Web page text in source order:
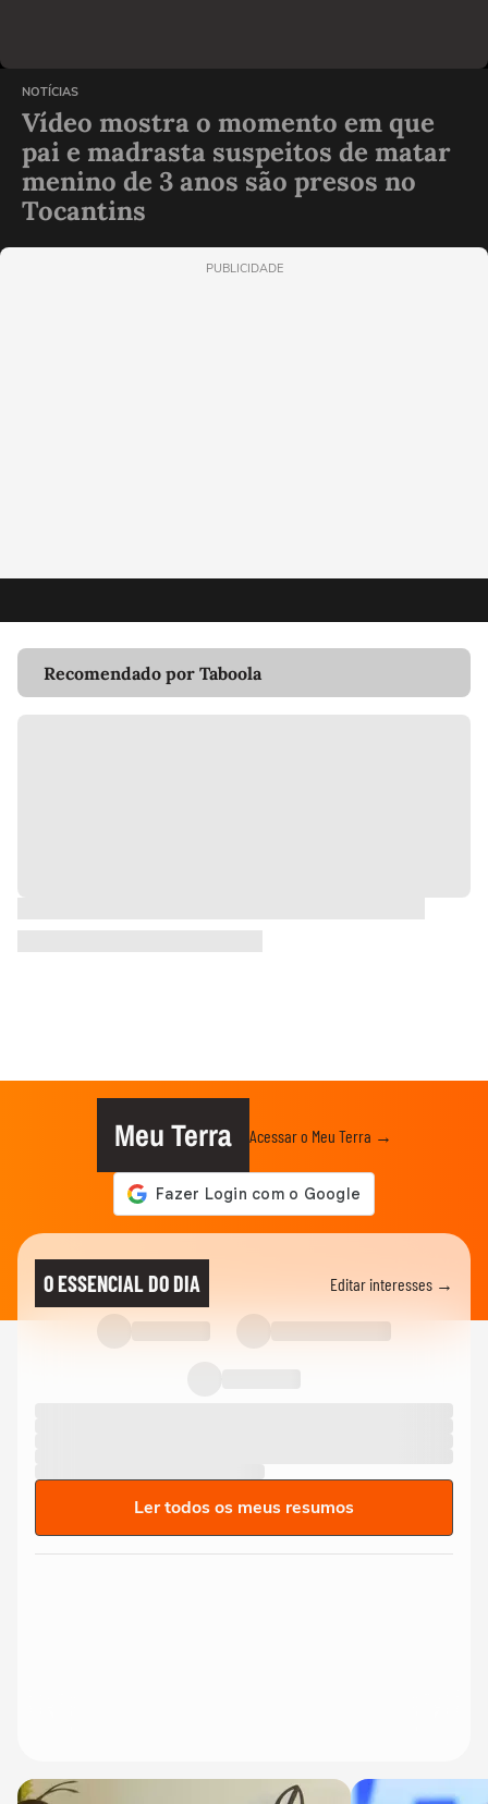
NOTÍCIAS
Vídeo mostra o momento em que
pai e madrasta suspeitos de matar
menino de 3 anos são presos no
Tocantins
PUBLICIDADE
Recomendado por Taboola
Meu Terra Acessar o Meu Terra →
O ESSENCIAL DO DIA Editar interesses →
Ler todos os meus resumos